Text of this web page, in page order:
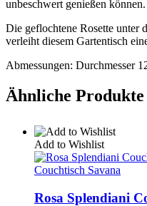
unbeschwert genießen können.
Die geflochtene Rosette unter
verleiht diesem Gartentisch
Abmessungen: Durchmesser
Ähnliche Produkte
Add to Wishlist
Couchtisch Savana
Rosa Splendiani